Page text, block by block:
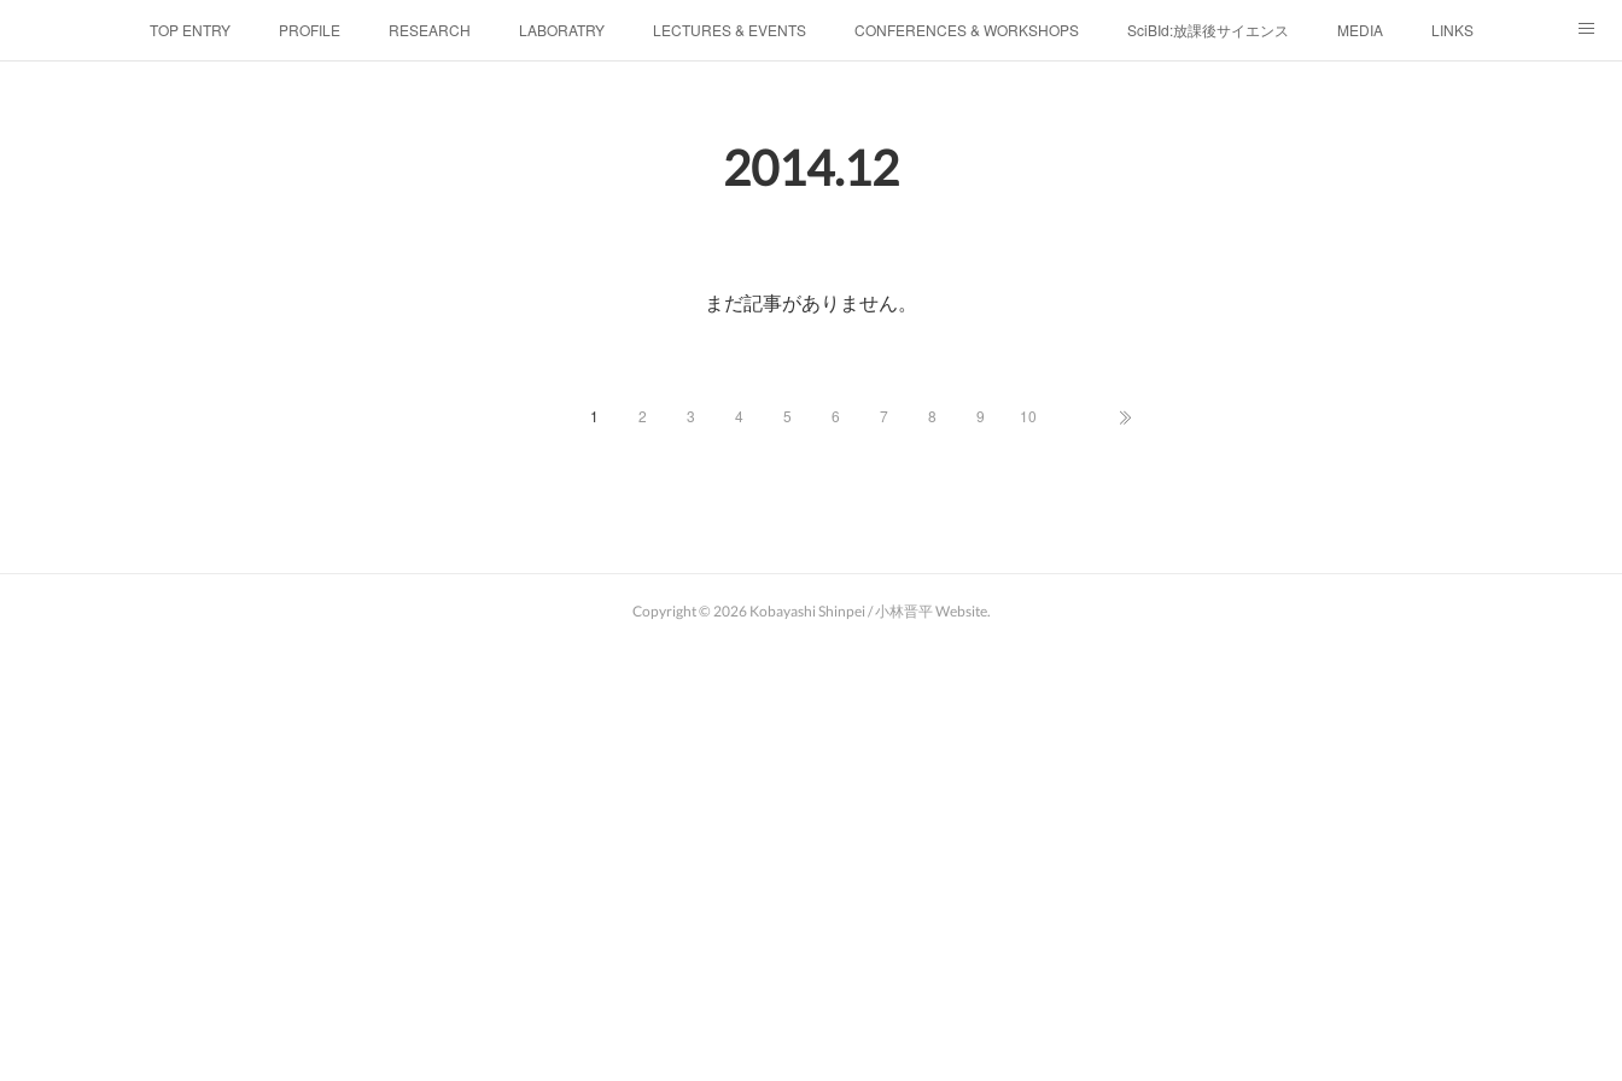
TOP ENTRY PROFILE RESEARCH LABORATRY LECTURES & EVENTS CONFERENCES & WORKSHOPS SciBId:放課後サイエンス MEDIA LINKS
2014.12
まだ記事がありません。
1 2 3 4 5 6 7 8 9 10
Copyright © 2026 Kobayashi Shinpei / 小林晋平 Website.